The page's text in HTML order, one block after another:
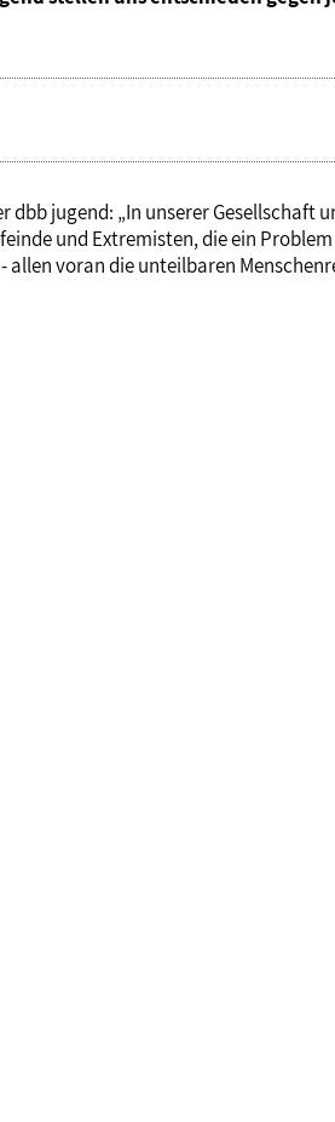
jugend: „In unserer Gesellschaft
und Extremisten, die ein
allen voran die unteilbaren